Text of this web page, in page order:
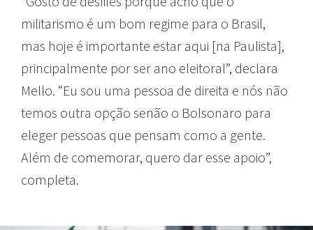
militarismo é um bom regime para o Brasil,
mas hoje é importante estar aqui [na Paulista],
principalmente por ser ano eleitoral”, declara
Mello. “Eu sou uma pessoa de direita e nós não
temos outra opção senão o Bolsonaro para
eleger pessoas que pensam como a gente.
Além de comemorar, quero dar esse apoio”,
completa.